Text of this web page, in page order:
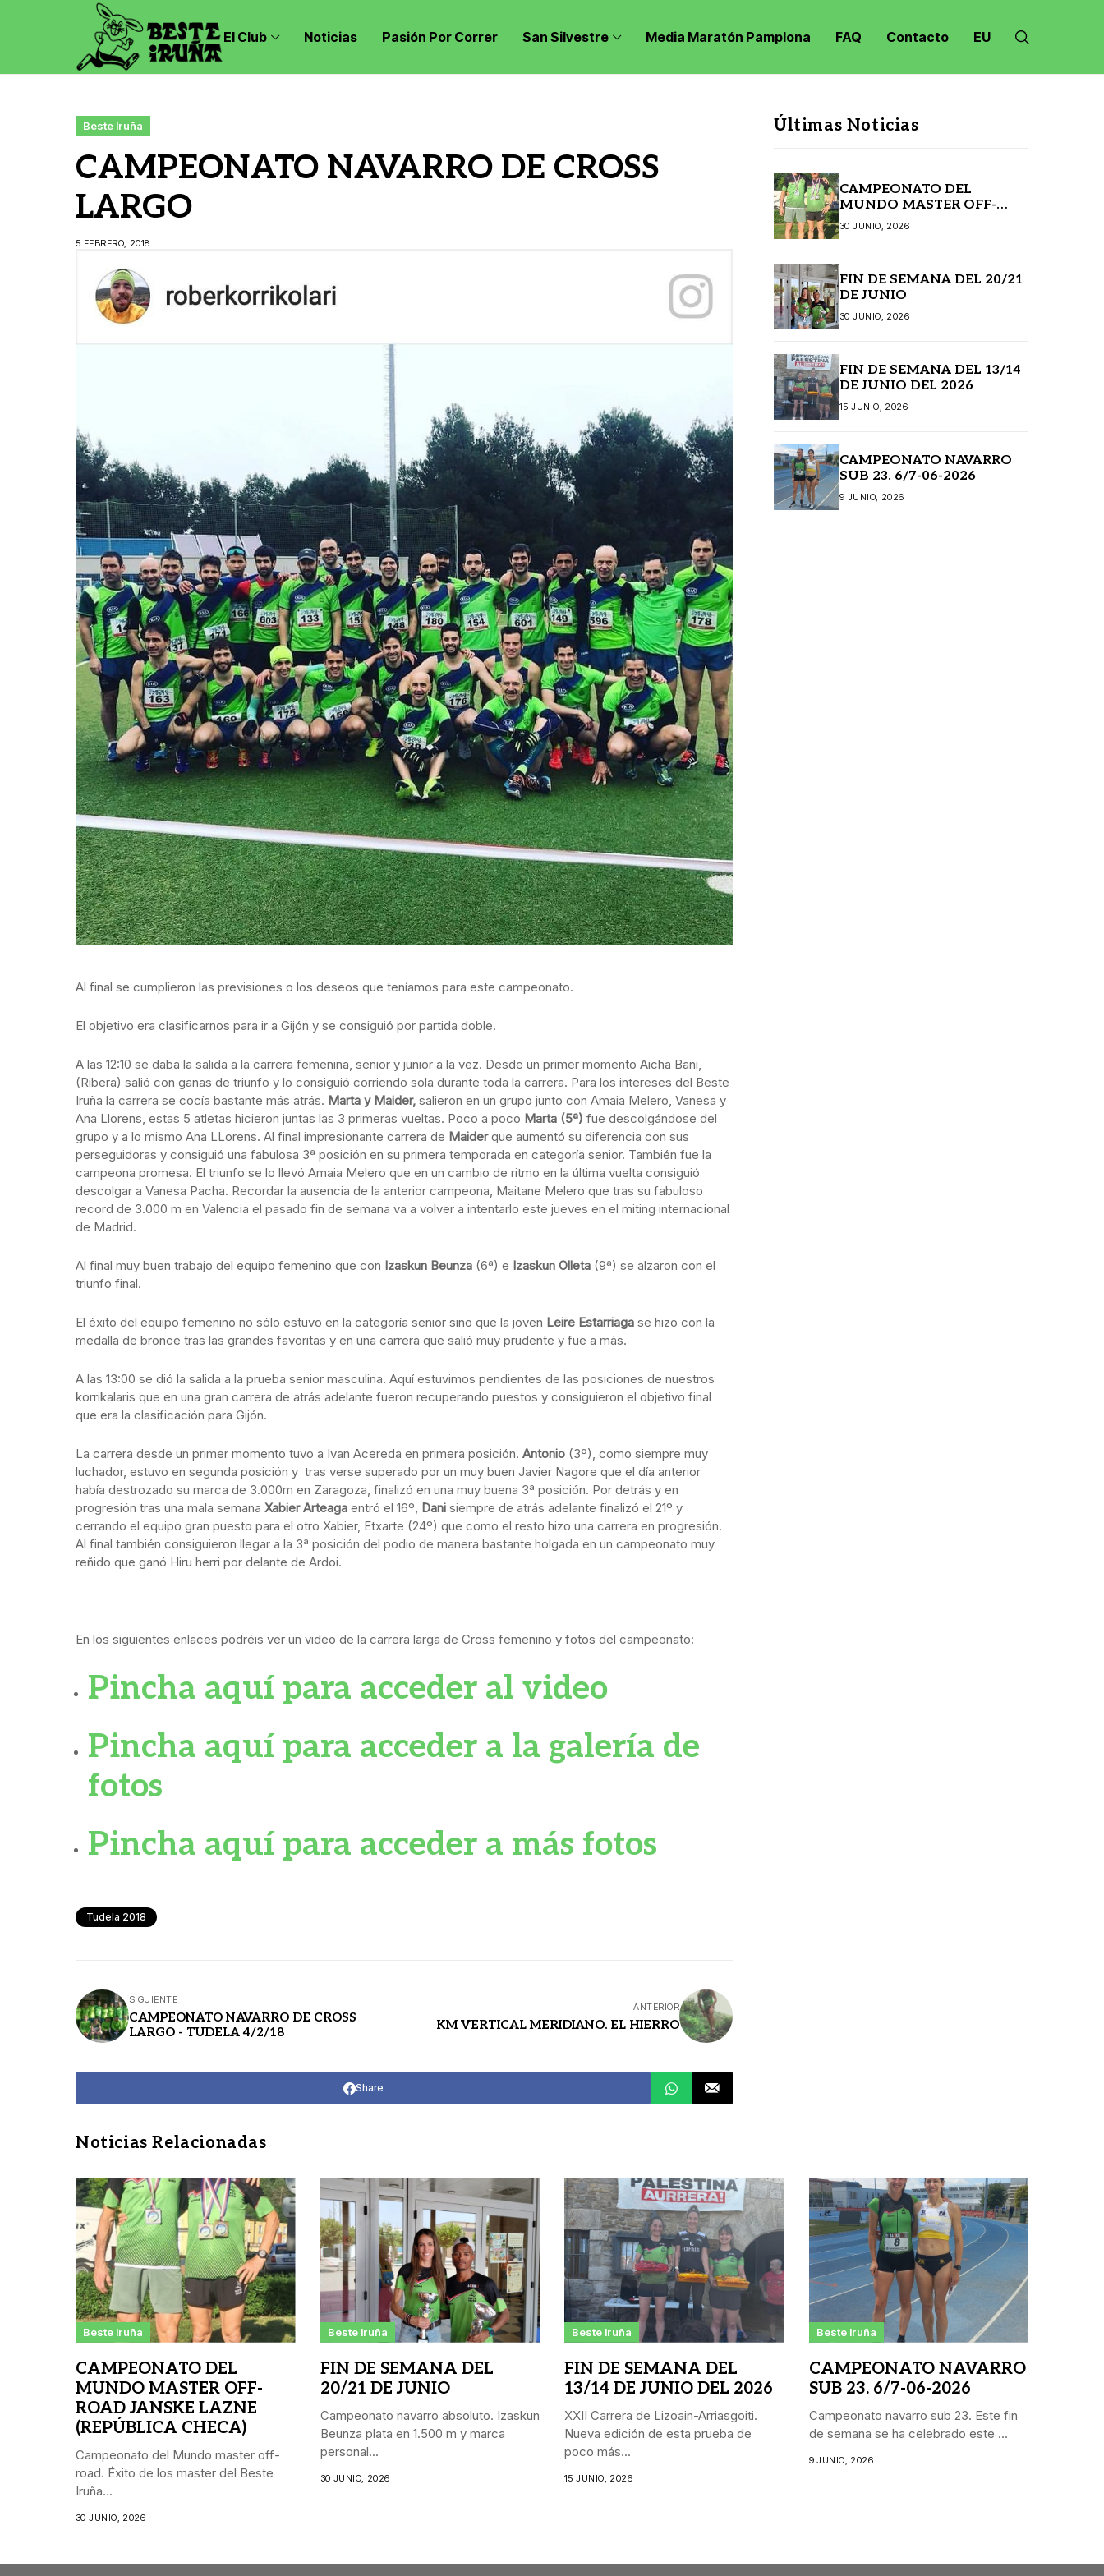
El Club Noticias Pasión Por Correr San Silvestre Media Maratón Pamplona FAQ Contacto EU
Beste Iruña
CAMPEONATO NAVARRO DE CROSS
LARGO
5 FEBRERO, 2018
Al final se cumplieron las previsiones o los deseos que teníamos para este campeonato.
El objetivo era clasificarnos para ir a Gijón y se consiguió por partida doble.
A las 12:10 se daba la salida a la carrera femenina, senior y junior a la vez. Desde un primer momento Aicha Bani,
(Ribera) salió con ganas de triunfo y lo consiguió corriendo sola durante toda la carrera. Para los intereses del Beste
Iruña la carrera se cocía bastante más atrás. Marta y Maider, salieron en un grupo junto con Amaia Melero, Vanesa y
Ana Llorens, estas 5 atletas hicieron juntas las 3 primeras vueltas. Poco a poco Marta (5ª) fue descolgándose del
grupo y a lo mismo Ana LLorens. Al final impresionante carrera de Maiderque aumentó su diferencia con sus
perseguidoras y consiguió una fabulosa 3ª posición en su primera temporada en categoría senior. También fue la
campeona promesa. El triunfo se lo llevó Amaia Melero que en un cambio de ritmo en la última vuelta consiguió
descolgar a Vanesa Pacha. Recordar la ausencia de la anterior campeona, Maitane Melero que tras su fabuloso
record de 3.000 m en Valencia el pasado fin de semana va a volver a intentarlo este jueves en el miting internacional
de Madrid.
Al final muy buen trabajo del equipo femenino que con Izaskun Beunza (6ª) e Izaskun Olleta (9ª) se alzaron con el
triunfo final.
El éxito del equipo femenino no sólo estuvo en la categoría senior sino que la joven Leire Estarriaga se hizo con la
medalla de bronce tras las grandes favoritas y en una carrera que salió muy prudente y fue a más.
A las 13:00 se dió la salida a la prueba senior masculina. Aquí estuvimos pendientes de las posiciones de nuestros
korrikalaris que en una gran carrera de atrás adelante fueron recuperando puestos y consiguieron el objetivo final
que era la clasificación para Gijón.
La carrera desde un primer momento tuvo a Ivan Acereda en primera posición. Antonio (3º), como siempre muy
luchador, estuvo en segunda posición y tras verse superado por un muy buen Javier Nagore que el día anterior
había destrozado su marca de 3.000m en Zaragoza, finalizó en una muy buena 3ª posición. Por detrás y en
progresión tras una mala semana Xabier Arteaga entró el 16º, Dani siempre de atrás adelante finalizó el 21º y
cerrando el equipo gran puesto para el otro Xabier, Etxarte (24º) que como el resto hizo una carrera en progresión.
Al final también consiguieron llegar a la 3ª posición del podio de manera bastante holgada en un campeonato muy
reñido que ganó Hiru herri por delante de Ardoi.
En los siguientes enlaces podréis ver un video de la carrera larga de Cross femenino y fotos del campeonato:
Pincha aquí para acceder al video
Pincha aquí para acceder a la galería de
fotos
Pincha aquí para acceder a más fotos
Tudela 2018
SIGUIENTE
CAMPEONATO NAVARRO DE CROSS
LARGO - TUDELA 4/2/18
ANTERIOR
KM VERTICAL MERIDIANO. EL HIERRO
Share
Últimas Noticias
CAMPEONATO DEL
MUNDO MASTER OFF-
ROAD JANSKE LAZNE
(REPÚBLICA CHECA)
30 JUNIO, 2026
FIN DE SEMANA DEL 20/21
DE JUNIO
30 JUNIO, 2026
FIN DE SEMANA DEL 13/14
DE JUNIO DEL 2026
15 JUNIO, 2026
CAMPEONATO NAVARRO
SUB 23. 6/7-06-2026
9 JUNIO, 2026
Noticias Relacionadas
Beste Iruña
CAMPEONATO DEL
MUNDO MASTER OFF-
ROAD JANSKE LAZNE
(REPÚBLICA CHECA)
Campeonato del Mundo master off-
road. Éxito de los master del Beste
Iruña...
30 JUNIO, 2026
Beste Iruña
FIN DE SEMANA DEL
20/21 DE JUNIO
Campeonato navarro absoluto. Izaskun
Beunza plata en 1.500 m y marca
personal...
30 JUNIO, 2026
Beste Iruña
FIN DE SEMANA DEL
13/14 DE JUNIO DEL 2026
XXII Carrera de Lizoain-Arriasgoiti.
Nueva edición de esta prueba de
poco más...
15 JUNIO, 2026
Beste Iruña
CAMPEONATO NAVARRO
SUB 23. 6/7-06-2026
Campeonato navarro sub 23. Este fin
de semana se ha celebrado este ...
9 JUNIO, 2026